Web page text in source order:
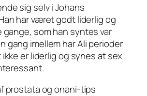
sig selv i Johans
har været godt liderlig og
gange, som han syntes var
gang imellem har Ali perioder
er liderlig og synes at sex
prostata og onani-tips